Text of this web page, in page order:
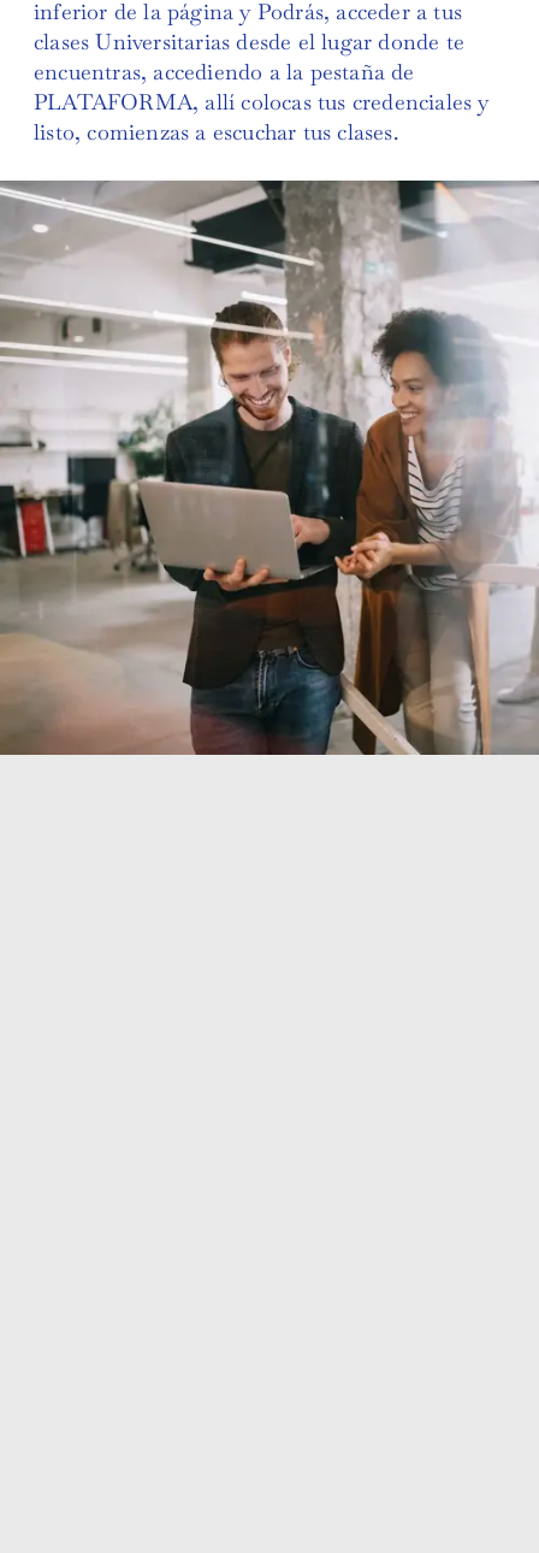
inferior de la página y Podrás, acceder a tus
clases Universitarias desde el lugar donde te
encuentras, accediendo a la pestaña de
PLATAFORMA, allí colocas tus credenciales y
listo, comienzas a escuchar tus clases.